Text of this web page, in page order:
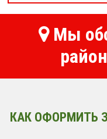
Мы
КАК ОФОРМИТЬ